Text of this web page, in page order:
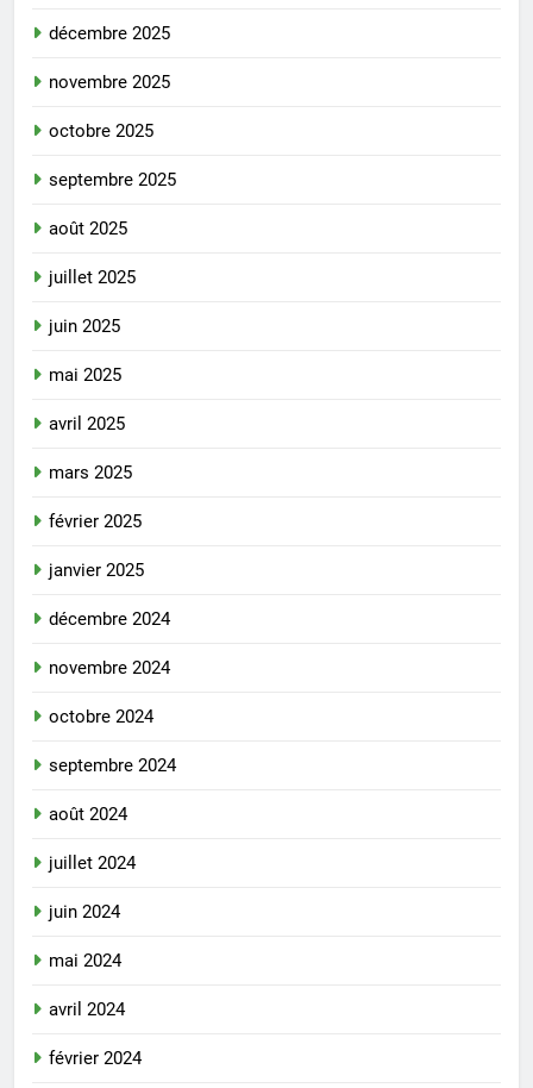
décembre 2025
novembre 2025
octobre 2025
septembre 2025
août 2025
juillet 2025
juin 2025
mai 2025
avril 2025
mars 2025
février 2025
janvier 2025
décembre 2024
novembre 2024
octobre 2024
septembre 2024
août 2024
juillet 2024
juin 2024
mai 2024
avril 2024
février 2024